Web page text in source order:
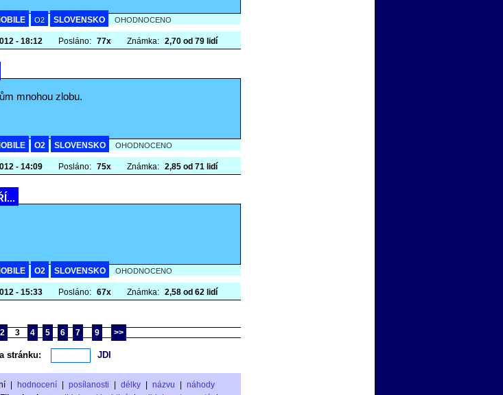
O2 SLOVENSKO OHODNOCENO
- 18:12 Posláno: 77x Známka: 2,70 od 79 lidí
mnohou zlobu.
O2 SLOVENSKO OHODNOCENO
- 14:09 Posláno: 75x Známka: 2,85 od 71 lidí
O2 SLOVENSKO OHODNOCENO
- 15:33 Posláno: 67x Známka: 2,58 od 62 lidí
2 3 4 5 6 7 9 >>
stránku:
hodnocení posílanosti délky názvu
náhody